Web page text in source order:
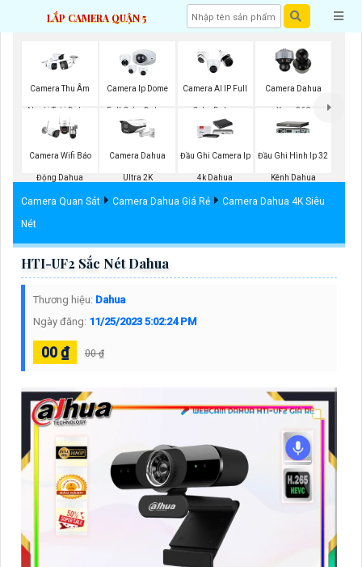
LẮP CAMERA QUẬN 5
Camera Thu Âm
Ngoài Trời Dahua
Camera Ip Dome
Full Color Dahua
Camera AI IP Full
Color Dahua
Camera Dahua
Xoay 360
Camera Wifi Báo
Động Dahua
Camera Dahua
Ultra 2K
Đầu Ghi Camera Ip
4k Dahua
Đầu Ghi Hình Ip 32
Kênh Dahua
Camera Quan Sát Camera Dahua Giá Rẻ
Camera Dahua 4K Siêu
Nét
HTI-UF2 Sắc Nét Dahua
Thương hiệu: Dahua
Ngày đăng: 11/25/2023 5:02:24 PM
00 ₫ 00 ₫